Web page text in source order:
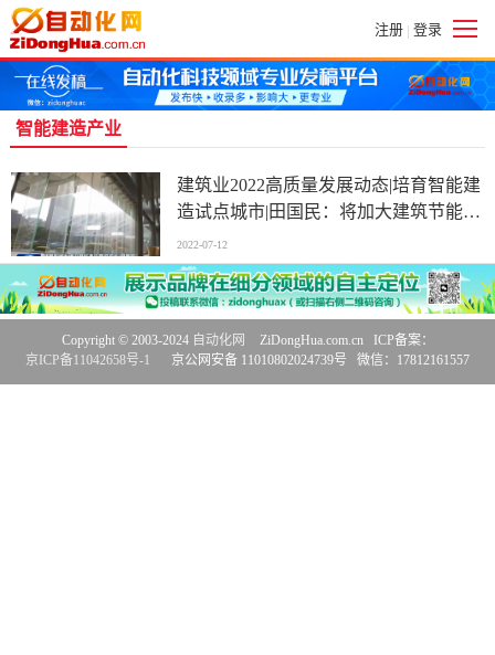
注册 | 登录
智能建造产业
建筑业2022高质量发展动态|培育智能建
造试点城市|田国民：将加大建筑节能和
绿色建筑推进力度
2022-07-12
Copyright © 2003-2024 自动化网
ZiDongHua.com.cn ICP备案：
京ICP备11042658号-1
京公网安备 11010802024739号 微信：17812161557